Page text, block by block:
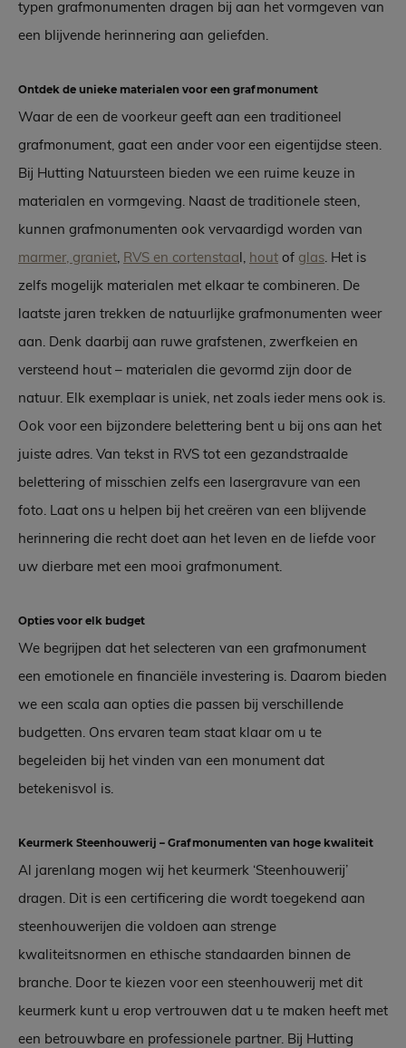
typen grafmonumenten dragen bij aan het vormgeven van
een blijvende herinnering aan geliefden.
Ontdek de unieke materialen voor een grafmonument
Waar de een de voorkeur geeft aan een traditioneel
grafmonument, gaat een ander voor een eigentijdse steen.
Bij Hutting Natuursteen bieden we een ruime keuze in
materialen en vormgeving. Naast de traditionele steen,
kunnen grafmonumenten ook vervaardigd worden van
marmer, graniet RVS en cortenstaal, hout of glas . Het is
zelfs mogelijk materialen met elkaar te combineren. De
laatste jaren trekken de natuurlijke grafmonumenten weer
aan. Denk daarbij aan ruwe grafstenen, zwerfkeien en
versteend hout – materialen die gevormd zijn door de
natuur. Elk exemplaar is uniek, net zoals ieder mens ook is.
Ook voor een bijzondere belettering bent u bij ons aan het
juiste adres. Van tekst in RVS tot een gezandstraalde
belettering of misschien zelfs een lasergravure van een
foto. Laat ons u helpen bij het creëren van een blijvende
herinnering die recht doet aan het leven en de liefde voor
uw dierbare met een mooi grafmonument.
Opties voor elk budget
We begrijpen dat het selecteren van een grafmonument
een emotionele en financiële investering is. Daarom bieden
we een scala aan opties die passen bij verschillende
budgetten. Ons ervaren team staat klaar om u te
begeleiden bij het vinden van een monument dat
betekenisvol is.
Keurmerk Steenhouwerij – Grafmonumenten van hoge kwaliteit
Al jarenlang mogen wij het keurmerk ‘Steenhouwerij’
dragen. Dit is een certificering die wordt toegekend aan
steenhouwerijen die voldoen aan strenge
kwaliteitsnormen en ethische standaarden binnen de
branche. Door te kiezen voor een steenhouwerij met dit
keurmerk kunt u erop vertrouwen dat u te maken heeft met
een betrouwbare en professionele partner. Bij Hutting